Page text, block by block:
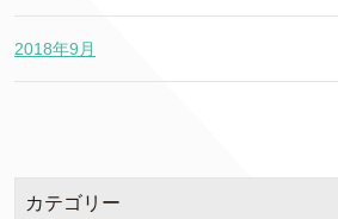
2018年9月
カテゴリー